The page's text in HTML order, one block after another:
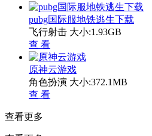
pubg国际服地铁逃生下载
飞行射击 大小:1.93GB
查 看
原神云游戏
角色扮演 大小:372.1MB
查 看
查看更多